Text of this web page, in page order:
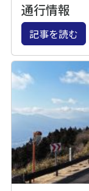
通行情報
記事を読む